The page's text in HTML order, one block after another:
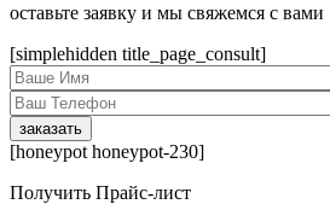
оcтавьте заявку и мы свяжемся с вами
[simplehidden title_page_consult]
[honeypot honeypot-230]
Получить Прайс-лист